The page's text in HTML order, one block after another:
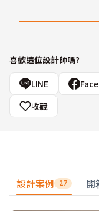
喜歡這位設計師嗎?
LINE
收藏
設計案例 27 開